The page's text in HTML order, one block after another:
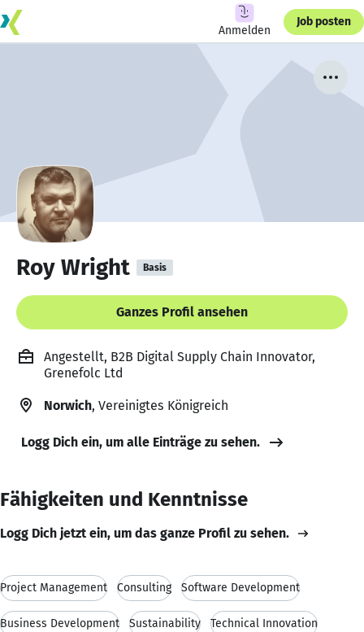
Anmelden
Job posten
Roy Wright Basis
Ganzes Profil ansehen
Angestellt, B2B Digital Supply Chain Innovator,
Grenefolc Ltd
Norwich, Vereinigtes Königreich
Logg Dich ein, um alle Einträge zu sehen.
Fähigkeiten und Kenntnisse
Logg Dich jetzt ein, um das ganze Profil zu sehen.
Project Management Consulting Software Development
Business Development Sustainability Technical Innovation